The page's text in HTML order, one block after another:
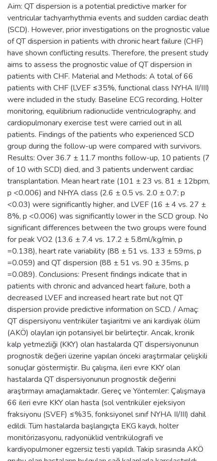
Aim: QT dispersion is a potential predictive marker for
ventricular tachyarrhythmia events and sudden cardiac death
(SCD). However, prior investigations on the prognostic value
of QT dispersion in patients with chronic heart failure (CHF)
have shown conflicting results. Therefore, the present study
aims to assess the prognostic value of QT dispersion in
patients with CHF. Material and Methods: A total of 66
patients with CHF (LVEF ≤35%, functional class NYHA II/III)
were included in the study. Baseline ECG recording, Holter
monitoring, equilibrium radionuclide ventriculography, and
cardiopulmonary exercise test were carried out in all
patients. Findings of the patients who experienced SCD
group during the follow-up were compared with survivors.
Results: Over 36.7 ± 11.7 months follow-up, 10 patients (7
of 10 with SCD) died, and 3 patients underwent cardiac
transplantation. Mean heart rate (101 ± 23 vs. 81 ± 12bpm,
p <0.006) and NHYA class (2.6 ± 0.5 vs. 2.0 ± 0.7; p
<0.03) were significantly higher, and LVEF (16 ± 4 vs. 27 ±
8%, p <0.006) was significantly lower in the SCD group. No
significant differences between the two groups were found
for peak VO2 (13.6 ± 7.4 vs. 17.2 ± 5.8ml/kg/min, p
=0.138), heart rate variability (88 ± 51 vs. 133 ± 59ms, p
=0.059) and QT dispersion (88 ± 51 vs. 90 ± 35ms, p
=0.089). Conclusions: Present findings indicate that in
patients with chronic and advanced heart failure, both a
decreased LVEF and increased heart rate but not QT
dispersion provide predictive information on SCD. / Amaç:
QT dispersiyonu ventriküler taşiaritmi ve ani kardiyak ölüm
(AKÖ) olayları için potansiyel bir belirteçtir. Ancak, kronik
kalp yetmezliği (KKY) olan hastalarda QT dispersiyonunun
prognostik değeri üzerine yapılan önceki araştırmalar çelişkili
sonuçlar göstermiştir. Bu çalışma, ileri evre KKY olan
hastalarda QT dispersiyonunun prognostik değerini
araştırmayı amaçlamaktadır. Gereç ve Yöntemler: Çalışmaya
66 ileri evre KKY olan hasta (sol ventriküler ejeksiyon
fraksiyonu (SVEF) ≤%35, fonksiyonel sınıf NYHA II/III) dahil
edildi. Tüm hastalarda başlangıçta EKG kaydı, holter
monitörizasyonu, radyonüklid ventrikülografi ve
kardiyopulmoner egzersiz testi yapıldı. Takip sırasında AKÖ